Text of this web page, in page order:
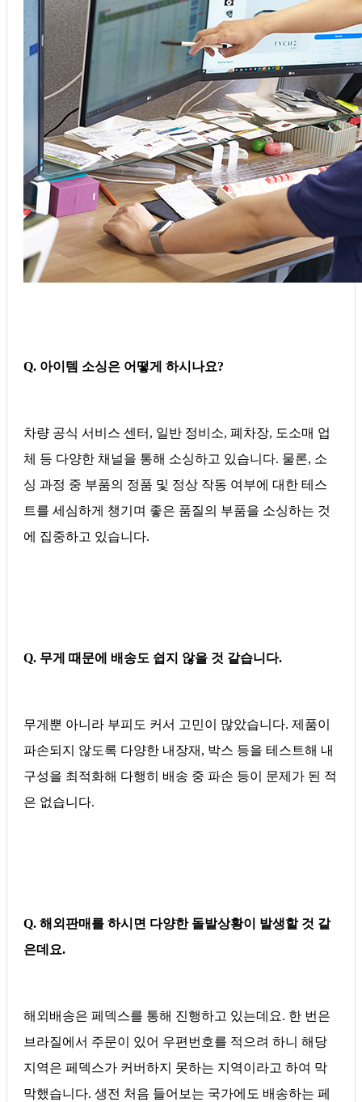
Q. 아이템 소싱은 어떻게 하시나요?
차량 공식 서비스 센터, 일반 정비소, 폐차장, 도소매 업
체 등 다양한 채널을 통해 소싱하고 있습니다. 물론, 소
싱 과정 중 부품의 정품 및 정상 작동 여부에 대한 테스
트를 세심하게 챙기며 좋은 품질의 부품을 소싱하는 것
에 집중하고 있습니다.
Q. 무게 때문에 배송도 쉽지 않을 것 같습니다.
무게뿐 아니라 부피도 커서 고민이 많았습니다. 제품이
파손되지 않도록 다양한 내장재, 박스 등을 테스트해 내
구성을 최적화해 다행히 배송 중 파손 등이 문제가 된 적
은 없습니다.
Q. 해외판매를 하시면 다양한 돌발상황이 발생할 것 같
은데요.
해외배송은 페덱스를 통해 진행하고 있는데요. 한 번은
브라질에서 주문이 있어 우편번호를 적으려 하니 해당
지역은 페덱스가 커버하지 못하는 지역이라고 하여 막
막했습니다. 생전 처음 들어보는 국가에도 배송하는 페